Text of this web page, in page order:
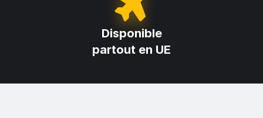
Disponible
partout en UE